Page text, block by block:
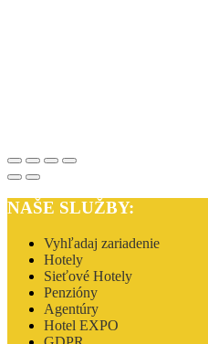
NAŠE SLUŽBY:
Vyhľadaj zariadenie
Hotely
Sieťové Hotely
Penzióny
Agentúry
Hotel EXPO